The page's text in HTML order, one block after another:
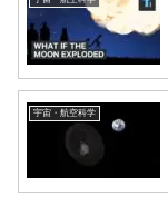
宇宙・航空科学